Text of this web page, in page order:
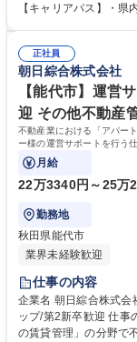
店舗内のスタッフが
ります。 募集職種 【秋田市山王】アパマンショップの窓口スタッフ/北東
北管理戸数1位
【キャリアパス】・県内を中心
与反映されます。 【当
ーザンハピネッツをは
付を実施しています。
立つ仕事を行います。 学歴・資格 学歴：大学院 大学 高専 短大 専修学校
高校 語学力： 資格：
正社員
朝日綜合株式会社
【能代市】運営
迎 その他不動産
不動産業における「アパー
ー様の運営サポートを行う仕
月給
22万3340円～25万
勤務地
秋田県能代市
業界未経験歓迎
仕事の内容
企業名 朝日綜合株式会社 求人名 【能代市】運営サポート/★アパマ
ップ/第2新卒歓迎 仕事の内容 不動産業における「アパート・マンション
の賃貸管理」の分野で